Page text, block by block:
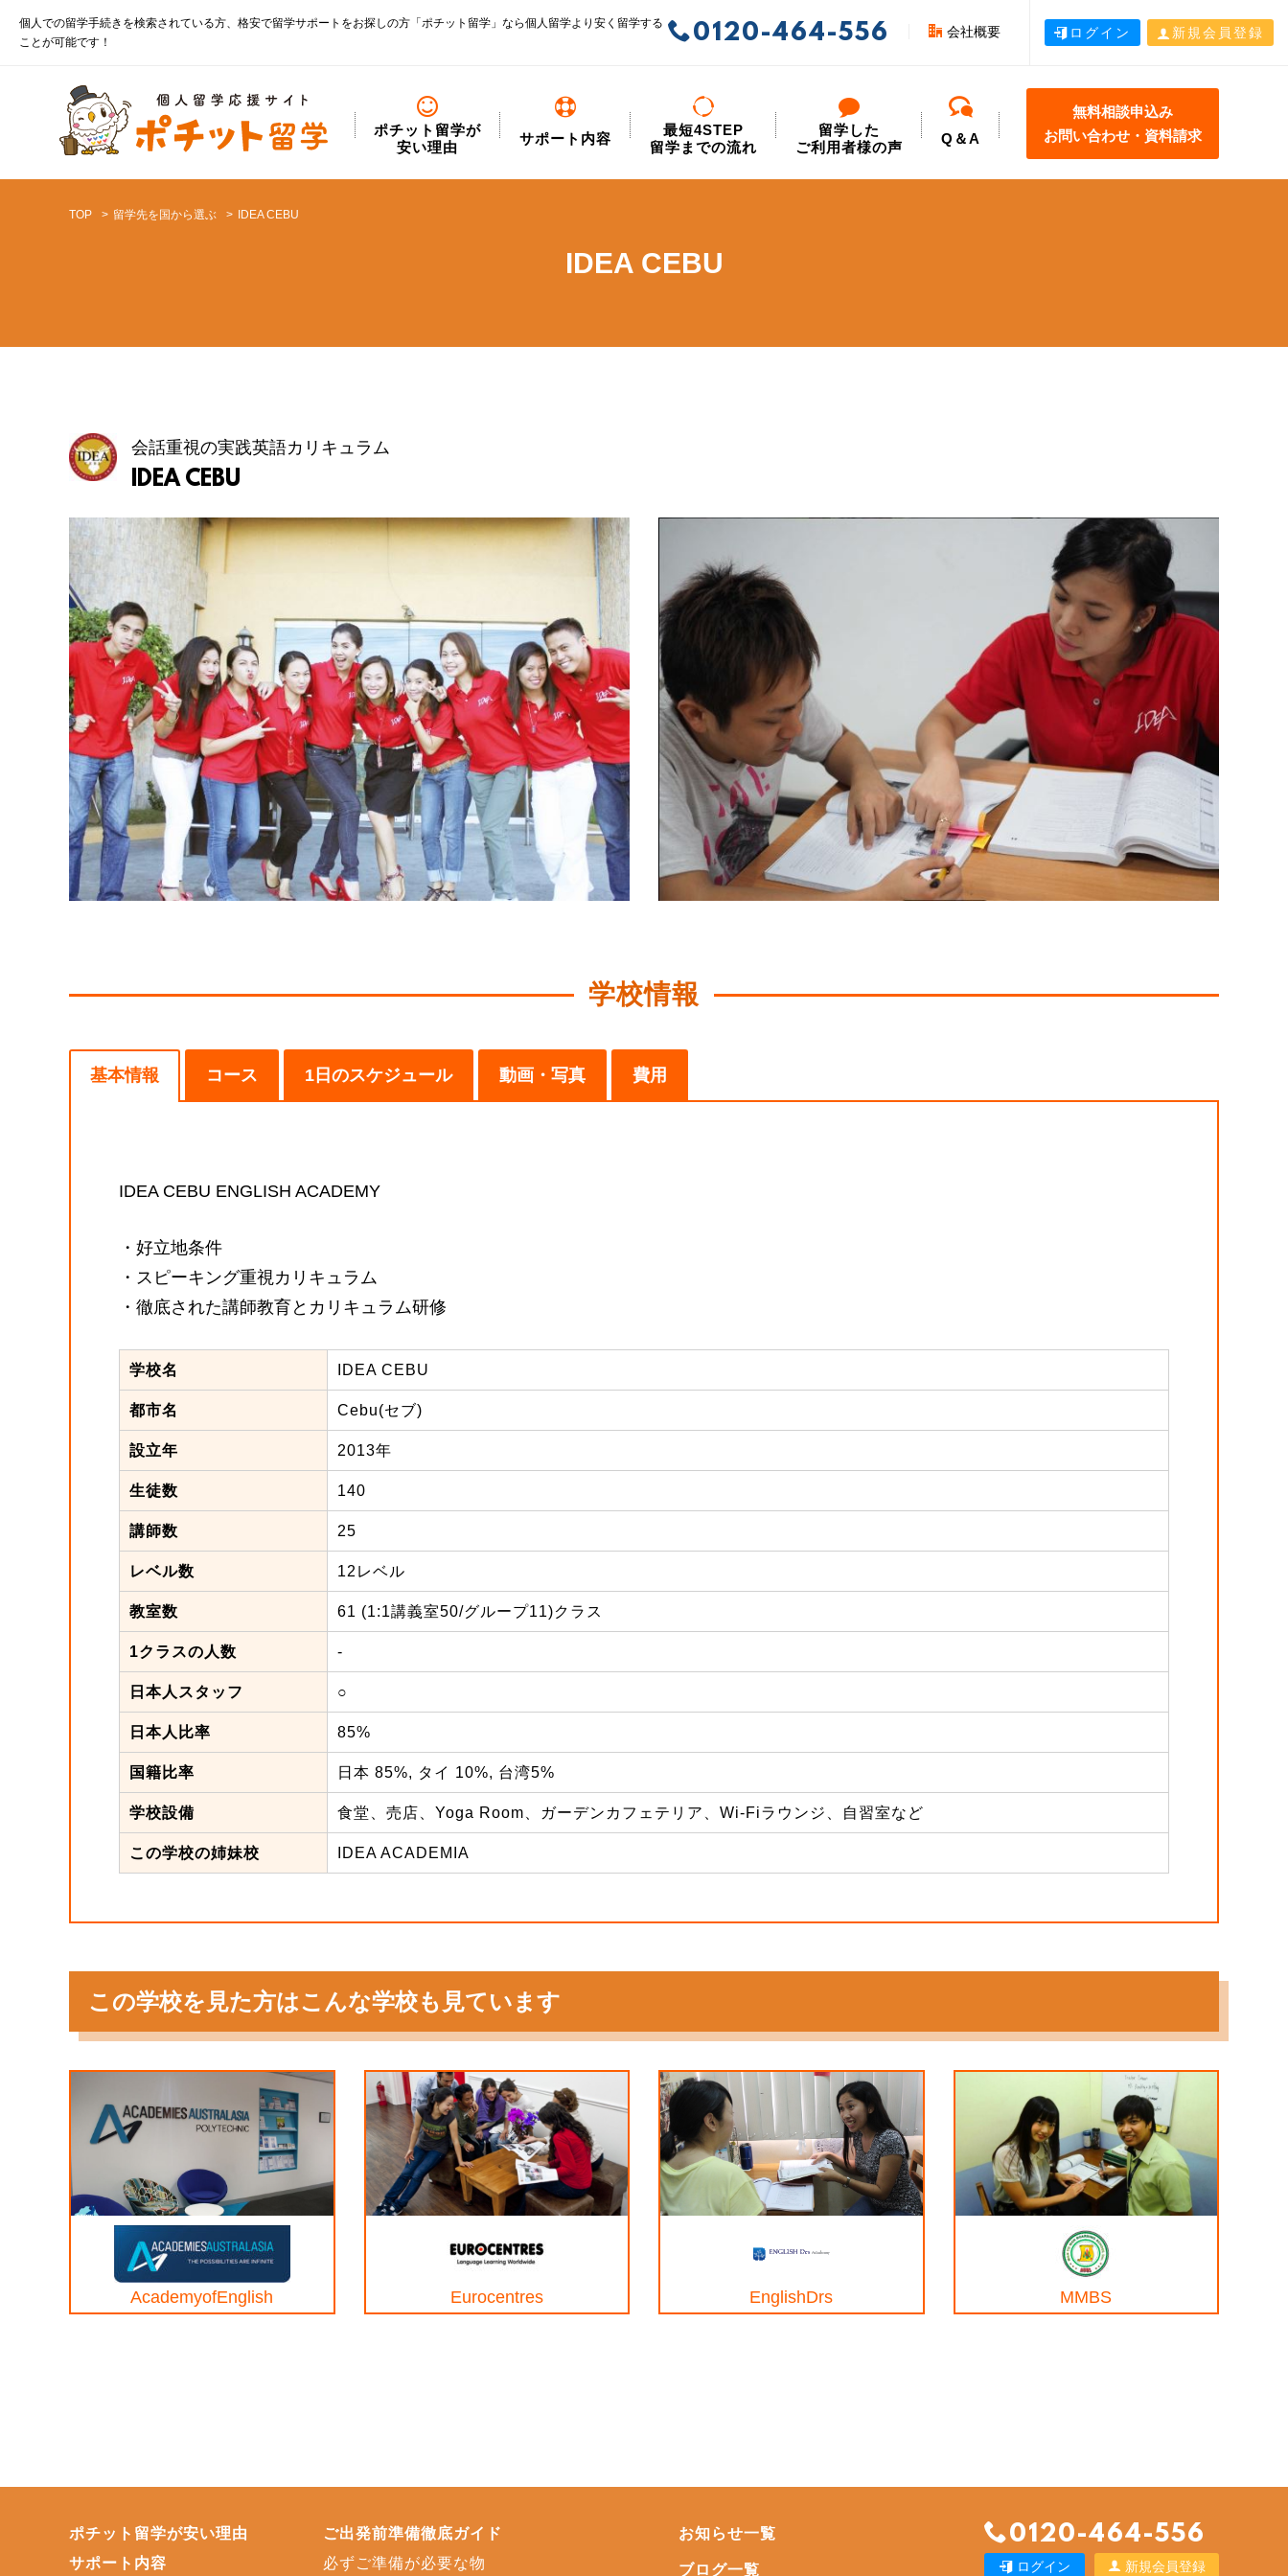
個人での留学手続きを検索されている方、格安で留学サポートをお探しの方「ポチット留学」なら個人留学より安く留学する
ことが可能です！
0120-464-556 会社概要 ログイン 新規会員登録
ポチット留学が
安い理由
サポート内容
最短4STEP
留学までの流れ
留学した
ご利用者様の声
Q＆A
無料相談申込み
お問い合わせ・資料請求
TOP 留学先を国から選ぶ IDEA CEBU
IDEA CEBU
会話重視の実践英語カリキュラム
IDEA CEBU
学校情報
基本情報 コース 1日のスケジュール 動画・写真 費用
IDEA CEBU ENGLISH ACADEMY
・好立地条件
・スピーキング重視カリキュラム
・徹底された講師教育とカリキュラム研修
学校名 IDEA CEBU
都市名 Cebu(セブ)
設立年 2013年
生徒数 140
講師数 25
レベル数 12レベル
教室数 61 (1:1講義室50/グループ11)クラス
1クラスの人数 -
日本人スタッフ ○
日本人比率 85%
国籍比率 日本 85%, タイ 10%, 台湾5%
学校設備 食堂、売店、Yoga Room、ガーデンカフェテリア、Wi-Fiラウンジ、自習室など
この学校の姉妹校 IDEA ACADEMIA
この学校を見た方はこんな学校も見ています
AcademyofEnglish Eurocentres EnglishDrs MMBS
ポチット留学が安い理由
サポート内容
ご出発前準備徹底ガイド
必ずご準備が必要な物
お知らせ一覧
ブログ一覧
0120-464-556
ログイン 新規会員登録